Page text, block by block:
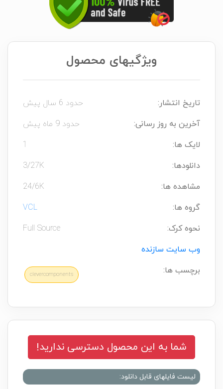
ویژگیهای محصول
تاریخ انتشار:
حدود 6 سال پیش
آخرین به روز رسانی:
حدود 9 ماه پیش
لایک ها:
1
دانلودها:
3/27K
مشاهده ها:
24/6K
گروه ها:
VCL
نحوه کرک:
Full Source
وب سایت سازنده
برچسب ها:
clevercomponents
شما به این محصول دسترسی ندارید!
لیست فایلهای قابل دانلود: